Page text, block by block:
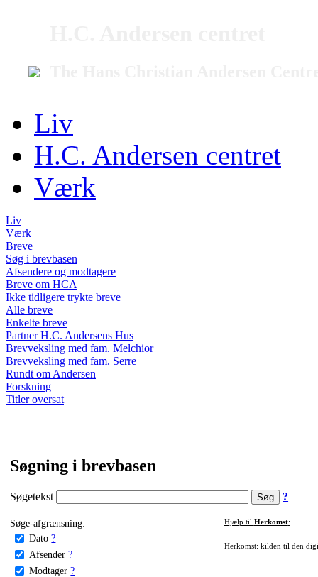
Liv
H.C. Andersen centret
Værk
Liv
Værk
Breve
Søg i brevbasen
Afsendere og modtagere
Breve om HCA
Ikke tidligere trykte breve
Alle breve
Enkelte breve
Partner H.C. Andersens Hus
Brevveksling med fam. Melchior
Brevveksling med fam. Serre
Rundt om Andersen
Forskning
Titler oversat
Søgning i brevbasen
Søgetekst ?
Søge-afgrænsning:
Dato ?
Afsender ?
Modtager ?
Hjælp til Herkomst:
Herkomst: kilden til den